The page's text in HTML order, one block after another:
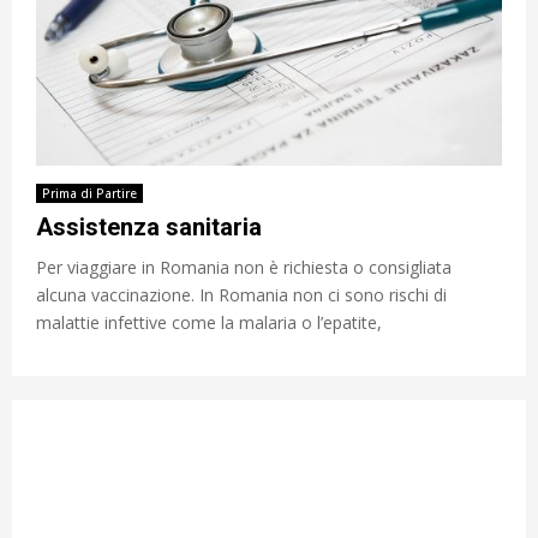
Prima di Partire
Assistenza sanitaria
Per viaggiare in Romania non è richiesta o consigliata
alcuna vaccinazione. In Romania non ci sono rischi di
malattie infettive come la malaria o l’epatite,